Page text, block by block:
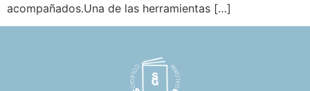
acompañados.Una de las herramientas […]